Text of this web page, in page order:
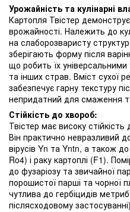
Урожайність та кулінарні
Картопля Твістер
врожайності. Належить до
на слаборозваристу
зберігають форму після
що робить їх універсальними
та інших страв. Вміст сухої
забезпечує гарну текстуру
непридатний для смаження
Стійкість до хвороб:
Твістер має високу
Він практично невразливий
вірусів Yn та Yntn, а також
Ro4) і раку картоплі (F1).
до фузаріозу та звичайної
порошистої парші та чорної
чутлива до гербіцидів
післясходовому